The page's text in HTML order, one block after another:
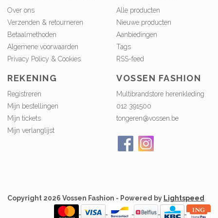
Over ons
Verzenden & retourneren
Betaalmethoden
Algemene voorwaarden
Privacy Policy & Cookies
Alle producten
Nieuwe producten
Aanbiedingen
Tags
RSS-feed
REKENING
Registreren
Mijn bestellingen
Mijn tickets
Mijn verlanglijst
VOSSEN FASHION
Multibrandstore herenkleding
012 391500
tongeren@vossen.be
Copyright 2026 Vossen Fashion - Powered by Lightspeed